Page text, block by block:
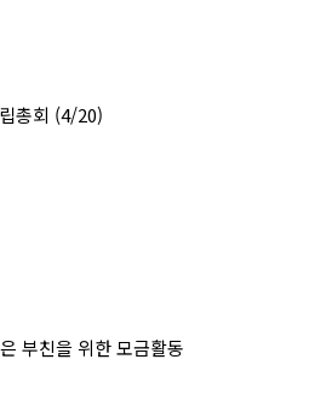
총회 (4/20)
부친을 위한 모금활동